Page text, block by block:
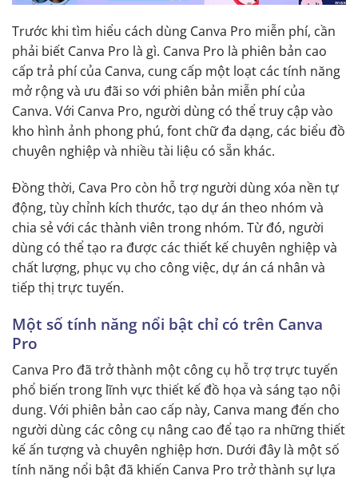
Trước khi tìm hiểu cách dùng Canva Pro miễn phí, cần
phải biết Canva Pro là gì. Canva Pro là phiên bản cao
cấp trả phí của Canva, cung cấp một loạt các tính năng
mở rộng và ưu đãi so với phiên bản miễn phí của
Canva. Với Canva Pro, người dùng có thể truy cập vào
kho hình ảnh phong phú, font chữ đa dạng, các biểu đồ
chuyên nghiệp và nhiều tài liệu có sẵn khác.
Đồng thời, Cava Pro còn hỗ trợ người dùng xóa nền tự
động, tùy chỉnh kích thước, tạo dự án theo nhóm và
chia sẻ với các thành viên trong nhóm. Từ đó, người
dùng có thể tạo ra được các thiết kế chuyên nghiệp và
chất lượng, phục vụ cho công việc, dự án cá nhân và
tiếp thị trực tuyến.
Một số tính năng nổi bật chỉ có trên Canva
Pro
Canva Pro đã trở thành một công cụ hỗ trợ trực tuyến
phổ biến trong lĩnh vực thiết kế đồ họa và sáng tạo nội
dung. Với phiên bản cao cấp này, Canva mang đến cho
người dùng các công cụ nâng cao để tạo ra những thiết
kế ấn tượng và chuyên nghiệp hơn. Dưới đây là một số
tính năng nổi bật đã khiến Canva Pro trở thành sự lựa